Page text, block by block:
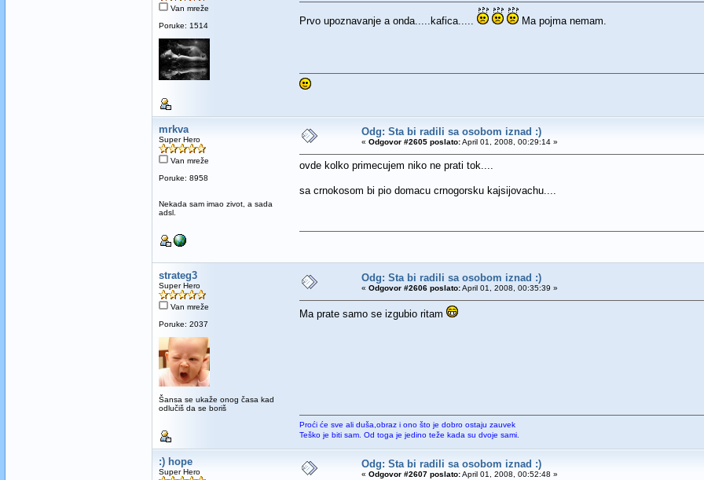
Van mreže
Poruke: 1514
Prvo upoznavanje a onda.....kafica..... Ma pojma nemam.
mrkva
Super Hero
Van mreže
Poruke: 8958
Nekada sam imao zivot, a sada
adsl.
Odg: Sta bi radili sa osobom iznad :)
« Odgovor #2605 poslato:April 01, 2008, 00:29:14 »
ovde kolko primecujem niko ne prati tok....
sa crnokosom bi pio domacu crnogorsku kajsijovachu....
strateg3
Super Hero
Van mreže
Poruke: 2037
Šansa se ukaže onog časa kad
odlučiš da se boriš
Odg: Sta bi radili sa osobom iznad :)
« Odgovor #2606 poslato:April 01, 2008, 00:35:39 »
Ma prate samo se izgubio ritam
Proći će sve ali duša,obraz i ono što je dobro ostaju zauvek
Teško je biti sam. Od toga je jedino teže kada su dvoje sami.
:) hope
Super Hero
Odg: Sta bi radili sa osobom iznad :)
« Odgovor #2607 poslato:April 01, 2008, 00:52:48 »